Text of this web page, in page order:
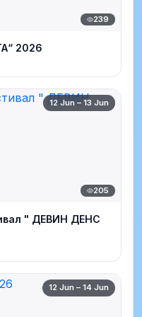
239
2026
12 Jun – 13 Jun
205
" ДЕВИН ДЕНС
12 Jun – 14 Jun